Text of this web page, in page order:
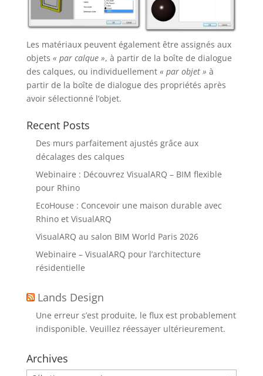
Les matériaux peuvent également être assignés aux
objets « par calque », à partir de la boîte de dialogue
des calques, ou individuellement « par objet » à
partir de la boîte de dialogue des propriétés après
avoir sélectionné l’objet.
Recent Posts
Des murs parfaitement ajustés grâce aux
décalages des calques
Webinaire : Découvrez VisualARQ – BIM flexible
pour Rhino
EcoHouse : Concevoir une maison durable avec
Rhino et VisualARQ
VisualARQ au salon BIM World Paris 2026
Webinaire – VisualARQ pour l’architecture
résidentielle
Lands Design
Une erreur s’est produite, le flux est probablement
indisponible. Veuillez réessayer ultérieurement.
Archives